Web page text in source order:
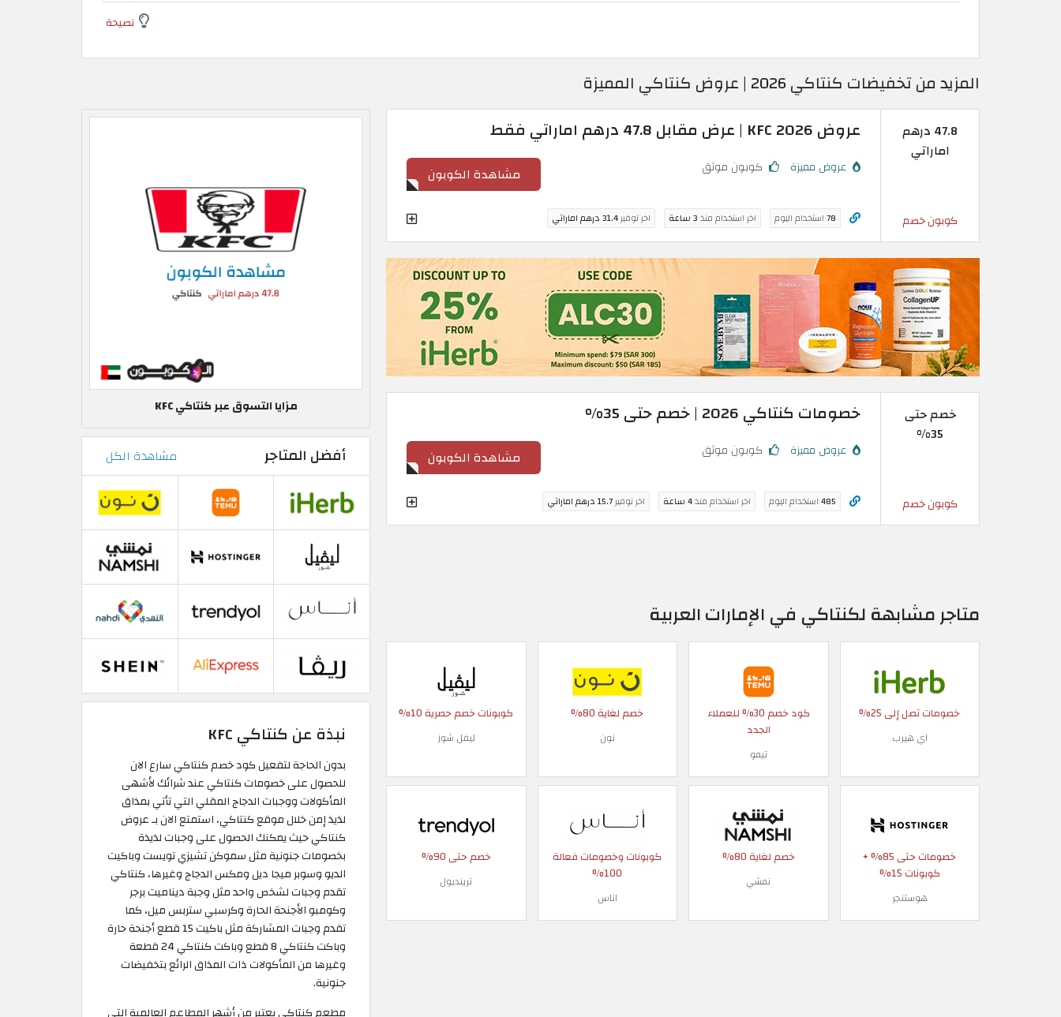
نصيحة
المزيد من تخفيضات كنتاكي 2026 | عروض كنتاكي المميزة
47.8 درهم
اماراتي
كوبون خصم
عروض KFC 2026 | عرض مقابل 47.8 درهم اماراتي فقط
عروض مميزة كوبون موثق مشاهدة الكوبون
78استخدام اليوم اخر استخدام منذ3 ساعة اخر توفير31.4 درهم اماراتي
خصم حتى
35%
كوبون خصم
خصومات كنتاكي 2026 | خصم حتى 35%
عروض مميزة كوبون موثق مشاهدة الكوبون
485استخدام اليوم اخر استخدام منذ4 ساعة اخر توفير15.7 درهم اماراتي
متاجر مشابهة لكنتاكي في الإمارات العربية
خصومات تصل إلى 25%
اي هيرب
كود خصم 30% للعملاء
الجدد
تيمو
خصم لغاية 80%
نون
كوبونات خصم حصرية 10%
ليفل شوز
خصومات حتى 85% +
كوبونات 15%
هوستنجر
خصم لغاية 80%
نمشي
كوبونات وخصومات فعالة
100%
اناس
خصم حتى 90%
ترينديول
مزايا التسوق عبر كنتاكي KFC
أفضل المتاجر مشاهدة الكل
نبذة عن كنتاكي KFC
بدون الحاجة لتفعيل كود خصم كنتاكي سارع الان
للحصول على خصومات كنتاكي عند شرائك لأشهى
المأكولات ووجبات الدجاج المقلي التي تأتي بمذاق
لذيذ إمن خلال موقع كنتاكي، استمتع الان بـ عروض
كنتاكي حيث يمكنك الحصول على وجبات لذيذة
بخصومات جنونية مثل سموكن تشيزي تويست وباكيت
الديو وسوبر ميجا ديل ومكس الدجاج وغيرها، كنتاكي
تقدم وجبات لشخص واحد مثل وجبة ديناميت برجر
وكومبو الأجنحة الحارة وكرسبي ستربس ميل، كما
تقدم وجبات المشاركة مثل باكيت 15 قطع أجنحة حارة
وباكت كنتاكي 8 قطع وباكت كنتاكي 24 قطعة
وغيرها من المأكولات ذات المذاق الرائع بتخفيضات
جنونية.
مطعم كنتاكي يعتبر من أشهر المطاعم العالمية التي